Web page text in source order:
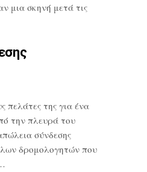
μιασκηνή μετά τις
πελάτεςτης για ένα
την πλευρά του
σύνδεσης
δρομολογητών που